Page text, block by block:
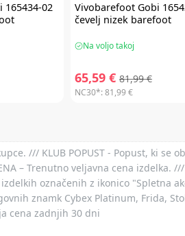
165434-02
VivobarefootGobi
čevelj nizek barefoot
Na voljo takoj
65,59 € 81,99 €
NC30*:81,99 €
/// KLUB POPUST - Popust, ki se
– Trenutno veljavna cena izdelka. ///
označenih z ikonico "Spletna
znamk Cybex Platinum, Frida,
cena zadnjih 30 dni